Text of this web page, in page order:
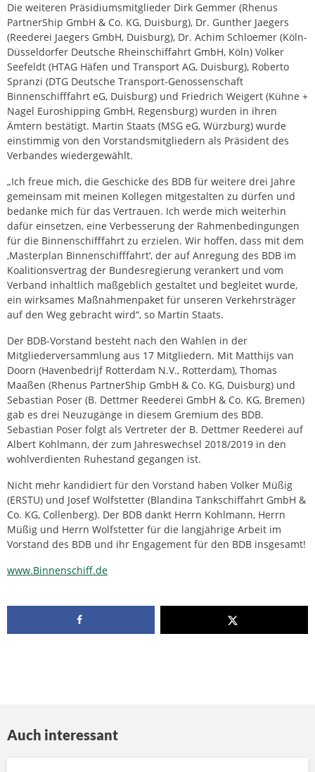
Die weiteren Präsidiumsmitglieder Dirk Gemmer (Rhenus
PartnerShip GmbH & Co. KG, Duisburg), Dr. Gunther Jaegers
(Reederei Jaegers GmbH, Duisburg), Dr. Achim Schloemer (Köln-
Düsseldorfer Deutsche Rheinschiffahrt GmbH, Köln) Volker
Seefeldt (HTAG Häfen und Transport AG, Duisburg), Roberto
Spranzi (DTG Deutsche Transport-Genossenschaft
Binnenschifffahrt eG, Duisburg) und Friedrich Weigert (Kühne +
Nagel Euroshipping GmbH, Regensburg) wurden in ihren
Ämtern bestätigt. Martin Staats (MSG eG, Würzburg) wurde
einstimmig von den Vorstandsmitgliedern als Präsident des
Verbandes wiedergewählt.
„Ich freue mich, die Geschicke des BDB für weitere drei Jahre
gemeinsam mit meinen Kollegen mitgestalten zu dürfen und
bedanke mich für das Vertrauen. Ich werde mich weiterhin
dafür einsetzen, eine Verbesserung der Rahmenbedingungen
für die Binnenschifffahrt zu erzielen. Wir hoffen, dass mit dem
‚Masterplan Binnenschifffahrt‘, der auf Anregung des BDB im
Koalitionsvertrag der Bundesregierung verankert und vom
Verband inhaltlich maßgeblich gestaltet und begleitet wurde,
ein wirksames Maßnahmenpaket für unseren Verkehrsträger
auf den Weg gebracht wird“, so Martin Staats.
Der BDB-Vorstand besteht nach den Wahlen in der
Mitgliederversammlung aus 17 Mitgliedern. Mit Matthijs van
Doorn (Havenbedrijf Rotterdam N.V., Rotterdam), Thomas
Maaßen (Rhenus PartnerShip GmbH & Co. KG, Duisburg) und
Sebastian Poser (B. Dettmer Reederei GmbH & Co. KG, Bremen)
gab es drei Neuzugänge in diesem Gremium des BDB.
Sebastian Poser folgt als Vertreter der B. Dettmer Reederei auf
Albert Kohlmann, der zum Jahreswechsel 2018/2019 in den
wohlverdienten Ruhestand gegangen ist.
Nicht mehr kandidiert für den Vorstand haben Volker Müßig
(ERSTU) und Josef Wolfstetter (Blandina Tankschiffahrt GmbH &
Co. KG, Collenberg). Der BDB dankt Herrn Kohlmann, Herrn
Müßig und Herrn Wolfstetter für die langjährige Arbeit im
Vorstand des BDB und ihr Engagement für den BDB insgesamt!
www.Binnenschiff.de
Auch interessant